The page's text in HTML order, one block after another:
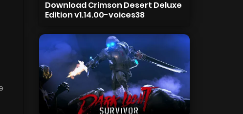
Download Crimson Desert Deluxe
Edition v1.14.00-voices38